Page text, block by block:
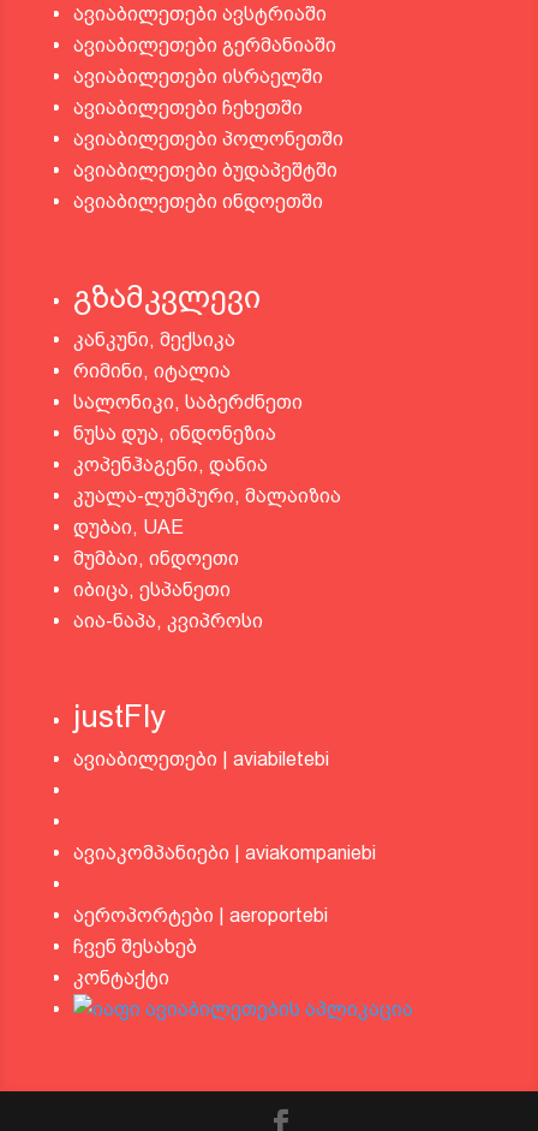
ავიაბილეთები ავსტრიაში
ავიაბილეთები გერმანიაში
ავიაბილეთები ისრაელში
ავიაბილეთები ჩეხეთში
ავიაბილეთები პოლონეთში
ავიაბილეთები ბუდაპეშტში
ავიაბილეთები ინდოეთში
გზამკვლევი
კანკუნი, მექსიკა
რიმინი, იტალია
სალონიკი, საბერძნეთი
ნუსა დუა, ინდონეზია
კოპენჰაგენი, დანია
კუალა-ლუმპური, მალაიზია
დუბაი, UAE
მუმბაი, ინდოეთი
იბიცა, ესპანეთი
აია-ნაპა, კვიპროსი
justFly
ავიაბილეთები | aviabiletebi
ავიაკომპანიები | aviakompaniebi
აეროპორტები | aeroportebi
ჩვენ შესახებ
კონტაქტი